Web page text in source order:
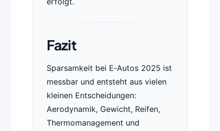
Fazit
Sparsamkeit bei E‑Autos 2025 ist
messbar und entsteht aus vielen
kleinen Entscheidungen:
Aerodynamik, Gewicht, Reifen,
Thermomanagement und